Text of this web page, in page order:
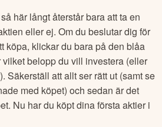
här långt återstår bara att ta en
eller ej. Om du beslutar dig för
köpa, klickar du bara på den blåa
belopp du vill investera (eller
Säkerställ att allt ser rätt ut (samt se
med köpet) och sedan är det
Nu har du köpt dina första aktier i